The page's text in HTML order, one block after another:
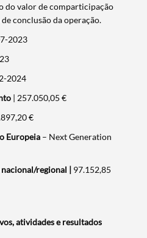
do valor de comparticipação
conclusão da operação.
2023
2024
| 257.050,05 €
€
Europeia – Next Generation
regional | 97.152,85
atividades e resultados